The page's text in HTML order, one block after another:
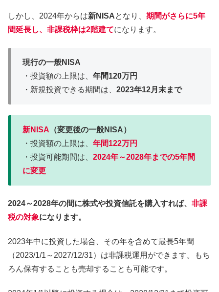
しかし、2024年からは新NISAとなり、 期間がさらに5年
間延長し、非課税枠は2階建てになります。
現行の一般NISA
・投資額の上限は、 年間120万円
・新規投資できる期間は、 2023年12月末まで
新NISA （変更後の一般NISA）
・投資額の上限は、 年間122万円
・投資可能期間は、 2024年～2028年までの5年間
に変更
2024～2028年の間に株式や投資信託を購入すれば、 非課
税の対象になります。
2023年中に投資した場合、その年を含めて最長5年間
（2023/1/1～2027/12/31）は非課税運用ができます。もち
ろん保有することも売却することも可能です。